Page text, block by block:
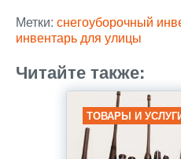
Метки: снегоуборочный
инвентарь для улицы
Читайте также:
ТОВАРЫ И